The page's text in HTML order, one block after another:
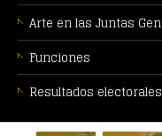
Arte en las Juntas
Funciones
Resultados electorales